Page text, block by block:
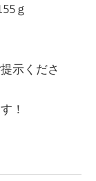
ｇ
示くださ
！